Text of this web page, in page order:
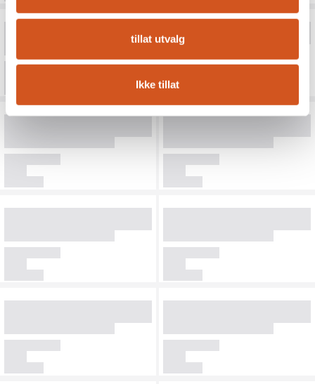
tillat utvalg
Ikke tillat